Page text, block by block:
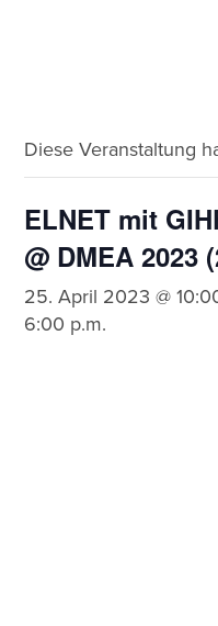
Diese Veranstaltung
ELNET mit
@ DMEA 2023
25. April 2023 @
6:00 p.m.